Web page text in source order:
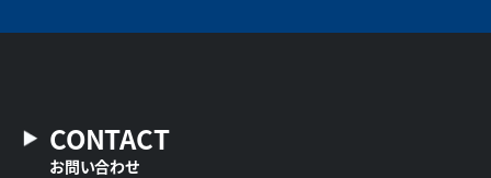
CONTACT
お問い合わせ